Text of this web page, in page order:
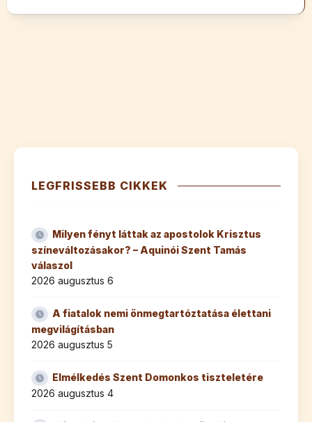
LEGFRISSEBB CIKKEK
Milyen fényt láttak az apostolok Krisztus
színeváltozásakor? – Aquinói Szent Tamás
válaszol
2026 augusztus 6
A fiatalok nemi önmegtartóztatása élettani
megvilágításban
2026 augusztus 5
Elmélkedés Szent Domonkos tiszteletére
2026 augusztus 4